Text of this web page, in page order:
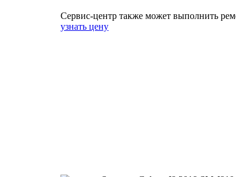
Сервис-центр также может выполнить
узнать цену